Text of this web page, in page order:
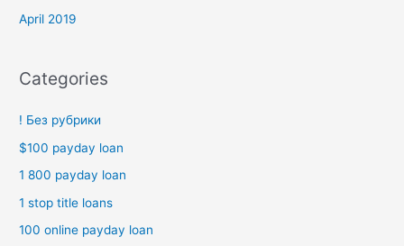
April 2019
Categories
! Без рубрики
$100 payday loan
1 800 payday loan
1 stop title loans
100 online payday loan